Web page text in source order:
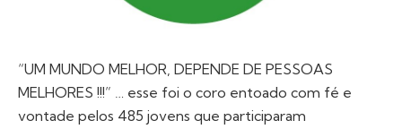
“UM MUNDO MELHOR, DEPENDE DE PESSOAS
MELHORES !!!” … esse foi o coro entoado com fé e
vontade pelos 485 jovens que participaram